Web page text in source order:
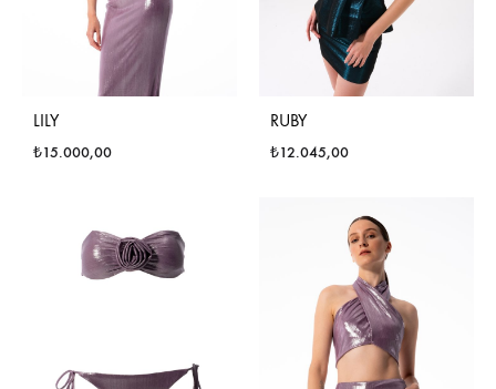
LILY
₺15.000,00
RUBY
₺12.045,00